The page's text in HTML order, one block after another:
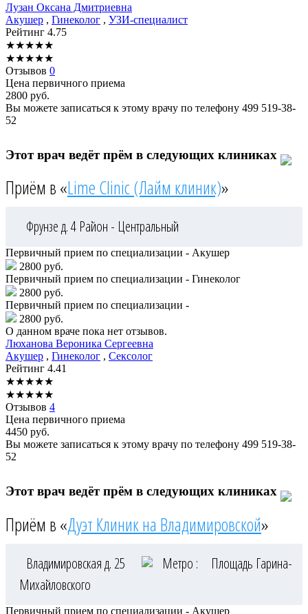
Лузан Оксана Дмитриевна
Акушер , Гинеколог , УЗИ-специалист
Рейтинг 4.75
★★★★★
★★★★★
Отзывов 0
Цена первичного приема
2800 руб.
Вы можете записаться к этому врачу по телефону 499 519-38-
52
Этот врач ведёт прём в следующих клиниках
Приём в «Lime Clinic (Лайм клиник)»
Фрунзе д. 4 Район - Центральный
Первичный прием по специализации - Акушер
2800 руб.
Первичный прием по специализации - Гинеколог
2800 руб.
Первичный прием по специализации -
2800 руб.
О данном враче пока нет отзывов.
Люханова Вероника Сергеевна
Акушер , Гинеколог , Сексолог
Рейтинг 4.41
★★★★★
★★★★★
Отзывов 4
Цена первичного приема
4450 руб.
Вы можете записаться к этому врачу по телефону 499 519-38-
52
Этот врач ведёт прём в следующих клиниках
Приём в «Дуэт Клиник на Владимировской»
Владимировская д. 25 Метро :
Площадь Гарина-
Михайловского
Первичный прием по специализации - Акушер